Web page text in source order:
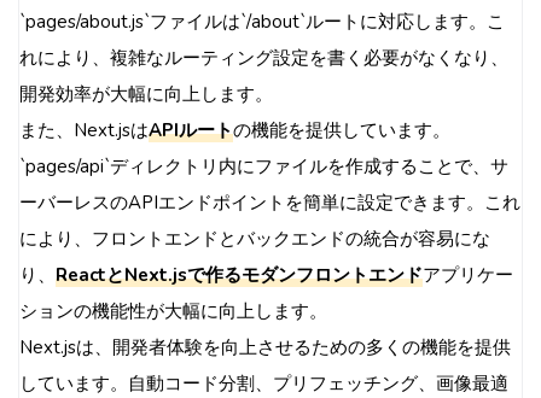
`pages/about.js`ファイルは`/about`ルートに対応します。こ
れにより、複雑なルーティング設定を書く必要がなくなり、
開発効率が大幅に向上します。
また、Next.jsはAPIルートの機能を提供しています。
`pages/api`ディレクトリ内にファイルを作成することで、サ
ーバーレスのAPIエンドポイントを簡単に設定できます。これ
により、フロントエンドとバックエンドの統合が容易にな
り、 ReactとNext.jsで作るモダンフロントエンドアプリケー
ションの機能性が大幅に向上します。
Next.jsは、開発者体験を向上させるための多くの機能を提供
しています。自動コード分割、プリフェッチング、画像最適